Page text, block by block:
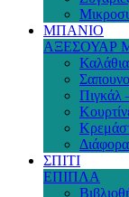
ΜΠΑΝΙΟ
ΑΞΕΣΟΥΑΡ
Πιγκάλ
ΣΠΙΤΙ
ΕΠΙΠΛΑ